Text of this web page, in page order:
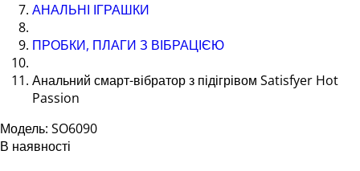
АНАЛЬНІ ІГРАШКИ
ПРОБКИ, ПЛАГИ З ВІБРАЦІЄЮ
Анальний смарт-вібратор з підігрівом Satisfyer Hot
Passion
Модель: SO6090
В наявності